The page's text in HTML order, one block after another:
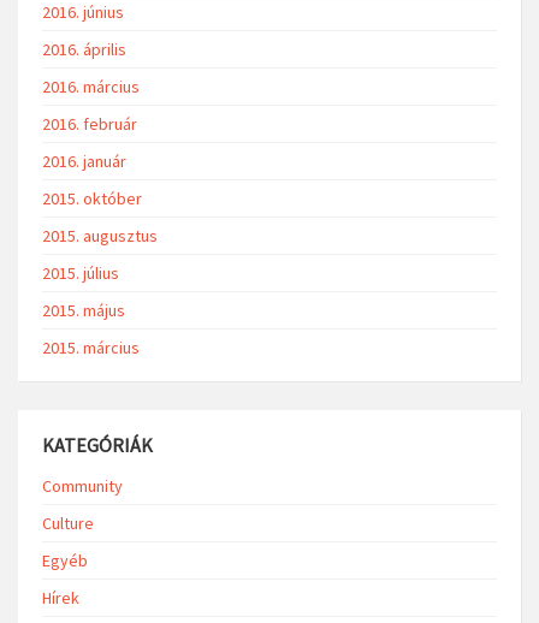
2016. június
2016. április
2016. március
2016. február
2016. január
2015. október
2015. augusztus
2015. július
2015. május
2015. március
KATEGÓRIÁK
Community
Culture
Egyéb
Hírek